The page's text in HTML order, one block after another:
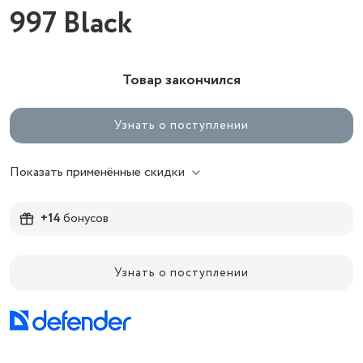
997 Black
Товар закончился
Узнать о поступлении
Показать применённые скидки
+14бонусов
Узнать о поступлении